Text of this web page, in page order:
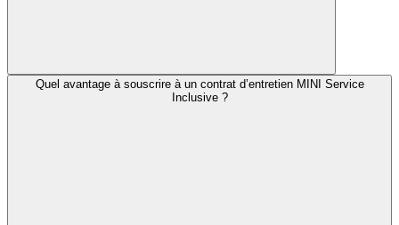
Quel avantage à souscrire à un contrat d’entretien MINI Service
Inclusive ?